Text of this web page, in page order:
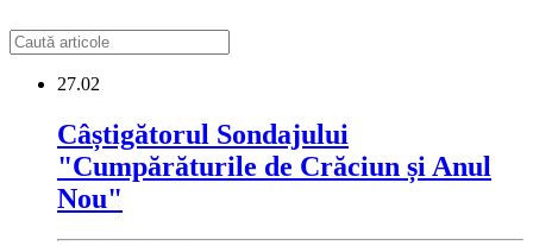
27.02
Câștigătorul Sondajului
"Cumpărăturile de Crăciun și Anul
Nou"